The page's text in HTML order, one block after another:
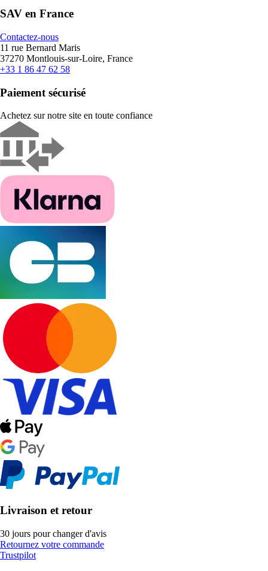
SAV en France
Contactez-nous
11 rue Bernard Maris
37270 Montlouis-sur-Loire, France
+33 1 86 47 62 58
Paiement sécurisé
Achetez sur notre site en toute confiance
Livraison et retour
30 jours pour changer d'avis
Retournez votre commande
Trustpilot